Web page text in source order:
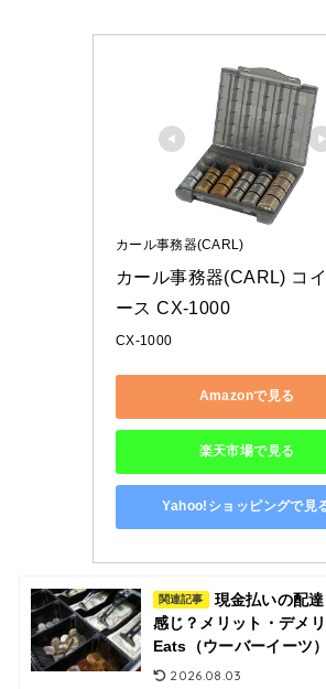
カール事務器(CARL)
カール事務器(CARL) コ
ース CX-1000
CX-1000
Amazonで見る
楽天市場で見る
Yahoo!ショッピングで見
関連記事
現金払いの配
感じ？メリット・デメ
Eats（ウーバーイーツ）
2026.08.03